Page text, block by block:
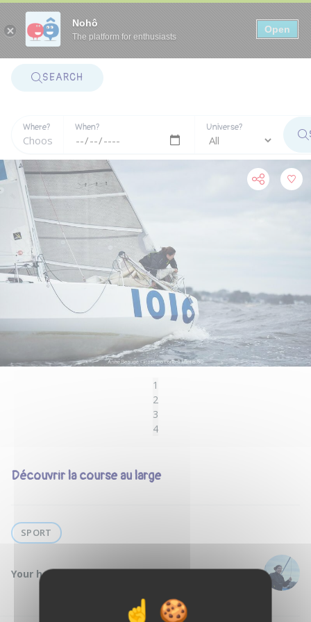
Nohô
The platform for enthusiasts
Open
SEARCH
Where? When? Universe?
1
2
3
4
Découvrir la course au large
SPORT
Your host : Margot V.
Panneau de gestion des cookies